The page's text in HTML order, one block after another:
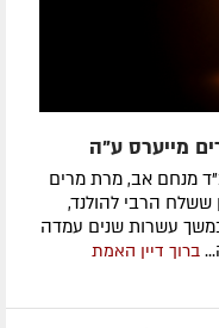
מייערס ע"ה
כ"ד מנחם אב, מרת מרים
הרבי להולנד,
עשרות שנים עמדה
ברוך דיין האמת